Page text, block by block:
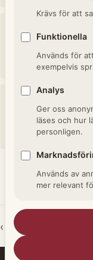
häradsrätten.
Fanjunkare
Hög
administration.
‹ Tillbaka till
Krävs för att
Funktionella
Används för
exempelvis
Analys
Ger oss
läses och hur
personligen.
Används av
mer relevant